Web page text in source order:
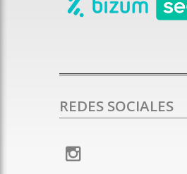
REDES SOCIALES